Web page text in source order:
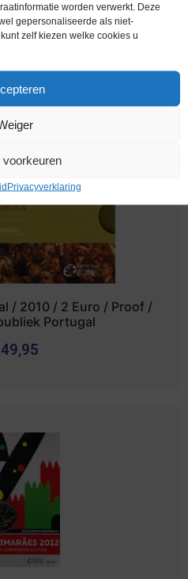
worden verwerkt. Deze
gepersonaliseerde als niet-
zelf kiezen welke cookies u
voorkeuren
Privacyverklaring
/ 2011 / 2 Euro / Proof /
Pinto
/ 2010 / 2 Euro / Proof /
Portugal